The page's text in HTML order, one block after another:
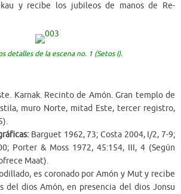
y recibe los jubileos de manos de Re-
detalles de la escena no. 1 (Setos I).
Karnak. Recinto de Amón. Gran templo de
muro Norte, mitad Este, tercer registro,
Barguet 1962, 73; Costa 2004, I/2, 7-9;
Porter & Moss 1972, 45:154, III, 4 (Según
Maat).
es coronado por Amón y Mut y recibe
del dios Amón, en presencia del dios Jonsu